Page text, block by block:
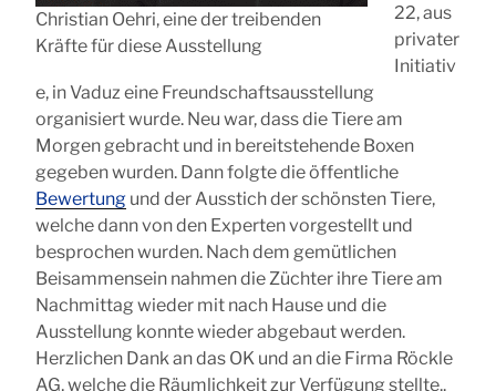
Christian Oehri, eine der treibenden
Kräfte für diese Ausstellung
22, aus
privater
Initiativ
e, in Vaduz eine Freundschaftsausstellung
organisiert wurde. Neu war, dass die Tiere am
Morgen gebracht und in bereitstehende Boxen
gegeben wurden. Dann folgte die öffentliche
Bewertung und der Ausstich der schönsten Tiere,
welche dann von den Experten vorgestellt und
besprochen wurden. Nach dem gemütlichen
Beisammensein nahmen die Züchter ihre Tiere am
Nachmittag wieder mit nach Hause und die
Ausstellung konnte wieder abgebaut werden.
Herzlichen Dank an das OK und an die Firma Röckle
AG, welche die Räumlichkeit zur Verfügung stellte..